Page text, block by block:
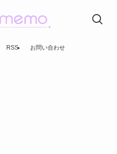
RSS お問い合わせ